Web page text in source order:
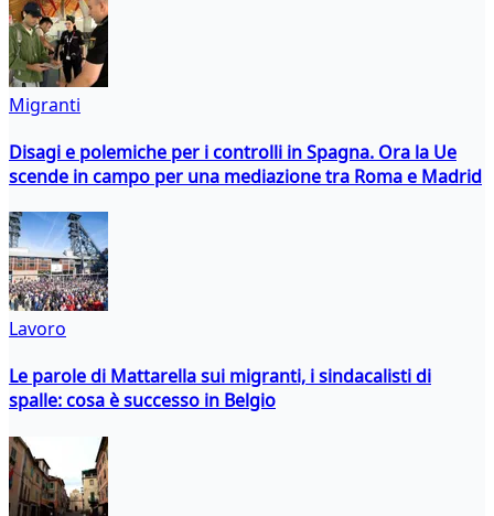
Migranti
Disagi e polemiche per i controlli in Spagna. Ora la Ue
scende in campo per una mediazione tra Roma e Madrid
Lavoro
Le parole di Mattarella sui migranti, i sindacalisti di
spalle: cosa è successo in Belgio